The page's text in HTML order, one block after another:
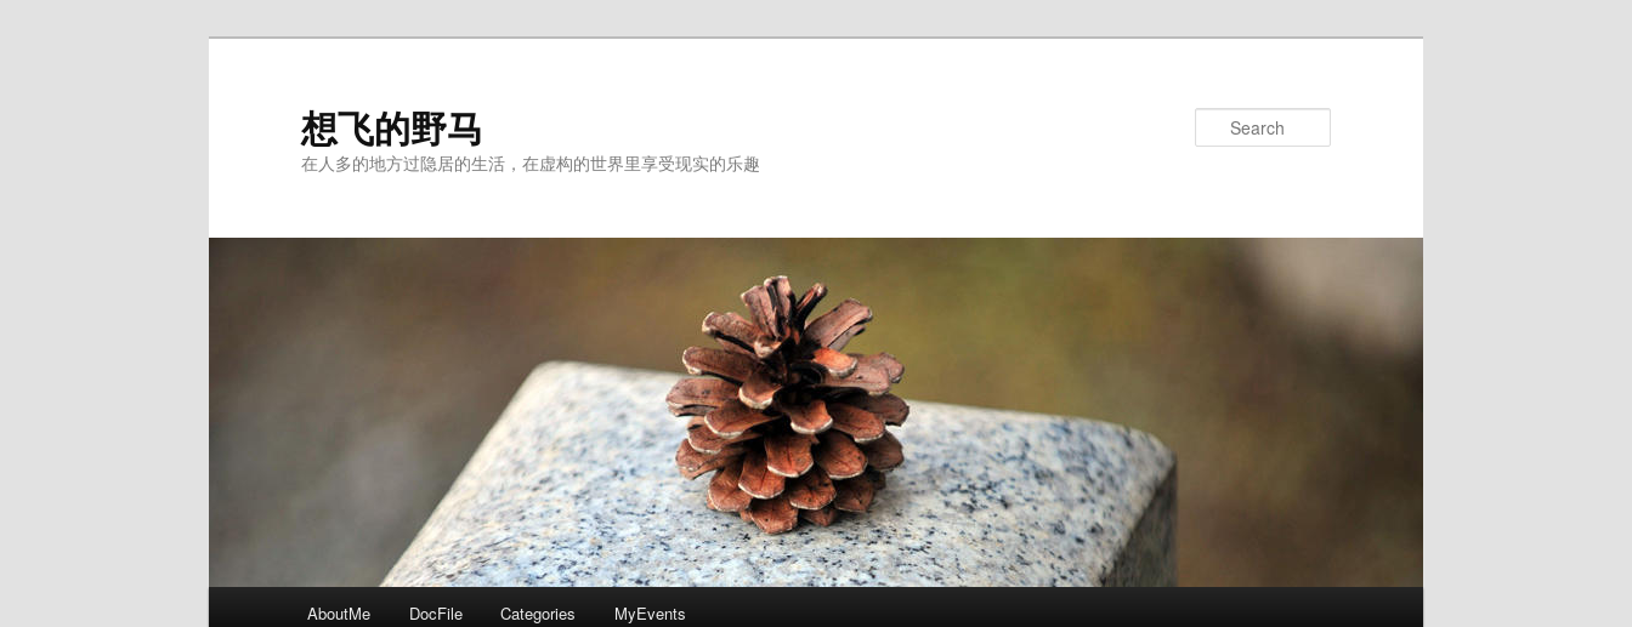
想飞的野马
在人多的地方过隐居的生活，在虚构的世界里享受现实的乐趣
AboutMe DocFile Categories MyEvents